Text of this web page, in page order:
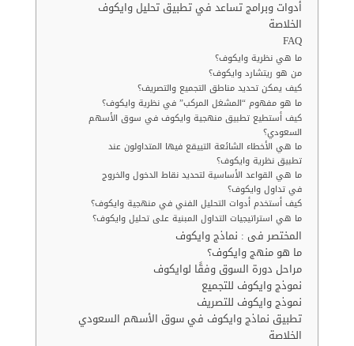
أدوات وبرامج تساعد في تطبيق تحليل وايكوف
الخلاصة
FAQ
ما هي نظرية وايكوف؟
من هو ريتشارد وايكوف؟
كيف يمكن تحديد مناطق التجميع والتصريف؟
ما هو مفهوم “المشغل المركب” في نظرية وايكوف؟
كيف أستطيع تطبيق منهجية وايكوف في سوق الأسهم
السعودي؟
ما هي الأخطاء الشائعة التييقع فيها المتداولون عند
تطبيق نظرية وايكوف؟
ما هي القواعد الأساسية لتحديد نقاط الدخول والخروج
في تداول وايكوف؟
كيف أستخدم أدوات التحليل الفني في منهجية وايكوف؟
ما هي استراتيجيات التداول المبنية على تحليل وايكوف؟
المختصر فى : نماذج وايكوف
ما هو منهج وايكوف؟
مراحل دورة السوق وفقًا لوايكوف
نموذج وايكوف للتجميع
نموذج وايكوف للتصريف
تطبيق نماذج وايكوف في سوق الأسهم السعودي
الخلاصة